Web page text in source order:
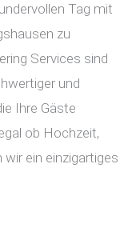
Tag mit
zu
Services sind
und
Ihre Gäste
ob Hochzeit,
ein einzigartiges